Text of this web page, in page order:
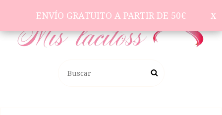
ENVÍO GRATUITO A PARTIR DE 50€
ENVÍO GRATUITO A PARTIR DE 50€